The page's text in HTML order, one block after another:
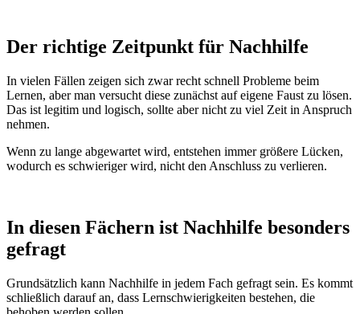
Der richtige Zeitpunkt für Nachhilfe
In vielen Fällen zeigen sich zwar recht schnell Probleme beim
Lernen, aber man versucht diese zunächst auf eigene Faust zu lösen.
Das ist legitim und logisch, sollte aber nicht zu viel Zeit in Anspruch
nehmen.
Wenn zu lange abgewartet wird, entstehen immer größere Lücken,
wodurch es schwieriger wird, nicht den Anschluss zu verlieren.
In diesen Fächern ist Nachhilfe besonders
gefragt
Grundsätzlich kann Nachhilfe in jedem Fach gefragt sein. Es kommt
schließlich darauf an, dass Lernschwierigkeiten bestehen, die